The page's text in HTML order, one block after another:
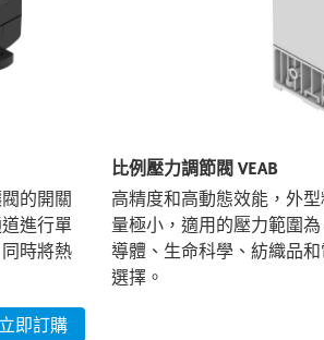
的開關
進行單
時將熱
即訂購
比例壓力調節閥 VEAB
高精度和高動態效能，外
量極小，適用的壓力範圍
導體、生命科學、紡織品
選擇。